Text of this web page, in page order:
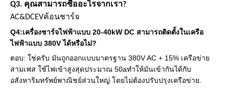
Q3. คุณสามารถซื้ออะไรจากเรา?
AC&DCEVค้อนชาร์จ
Q4:เครื่องชาร์จไฟฟ้าแบบ 20-40kW DC สามารถติดตั้งในเครือ
ไฟฟ้าแบบ 380V ได้หรือไม่?
ตอบ: ใช่ครับ มันถูกออกแบบมาตรฐาน 380V AC + 15% เครือข่าย
สามเฟส ใช้ไฟเข้าสูงสุดประมาณ 50aทําให้มันเข้ากันได้กับ
อสังหาริมทรัพย์พาณิชย์ส่วนใหญ่ โดยไม่ต้องปรับปรุงเครือข่าย.